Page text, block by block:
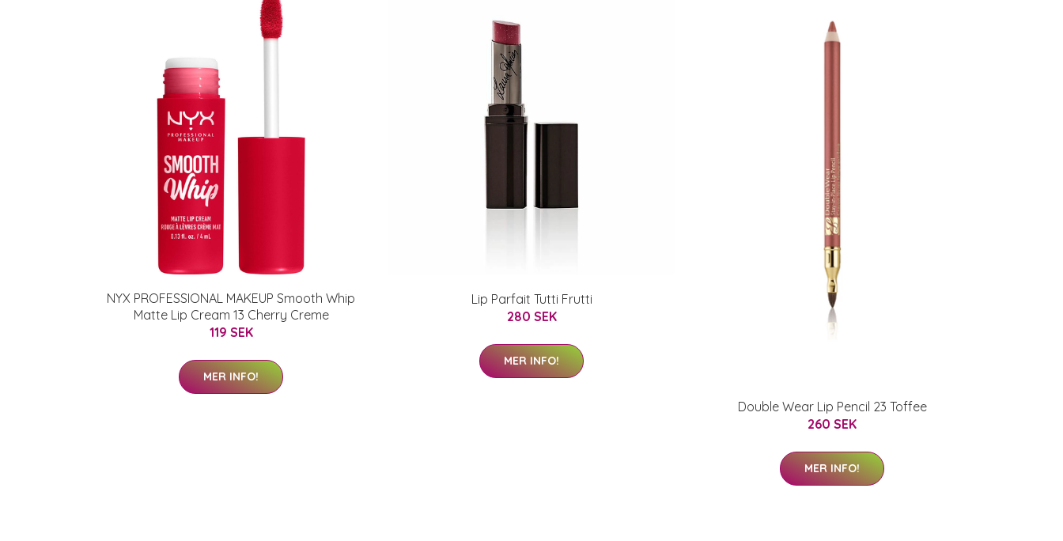
NYX PROFESSIONAL MAKEUP Smooth Whip
Matte Lip Cream 13 Cherry Creme
119 SEK
MER INFO!
Lip Parfait Tutti Frutti
280 SEK
MER INFO!
Double Wear Lip Pencil 23 Toffee
260 SEK
MER INFO!